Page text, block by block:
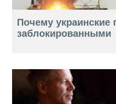
Почему украинские
заблокированными